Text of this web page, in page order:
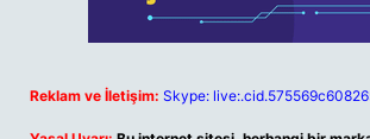
Reklam ve İletişim: Skype: